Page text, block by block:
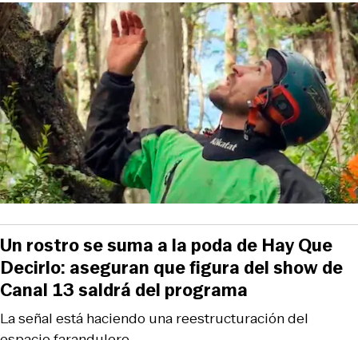
La señal está haciendo una reestructuración del
Un rostro se suma a la poda de Hay Que
Decirlo: aseguran que figura del show de
Canal 13 saldrá del programa